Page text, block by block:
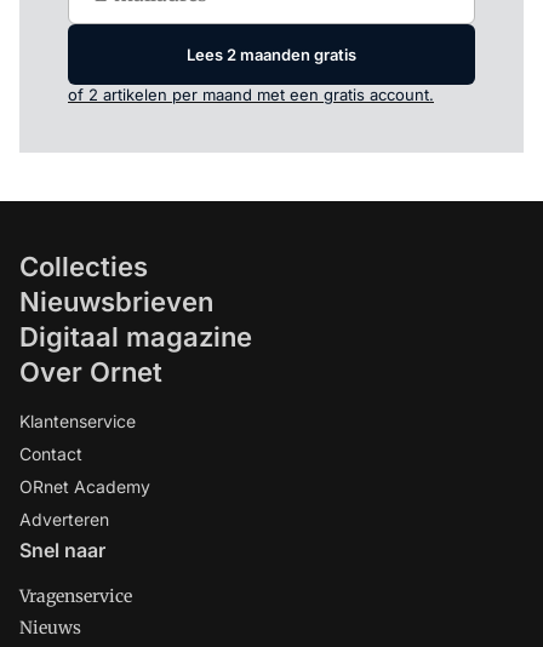
Lees 2 maanden gratis
of 2 artikelen per maand met een gratis account.
Collecties
Nieuwsbrieven
Digitaal magazine
Over Ornet
Klantenservice
Contact
ORnet Academy
Adverteren
Snel naar
Vragenservice
Nieuws